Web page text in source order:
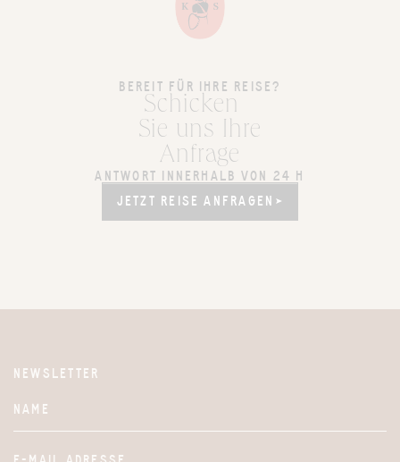
BEREIT FÜR IHRE REISE?
Schicken
Sie uns Ihre
Anfrage
ANTWORT INNERHALB VON 24 H
JETZT REISE ANFRAGEN
JETZT REISE ANFRAGEN
NEWSLETTER
NAME